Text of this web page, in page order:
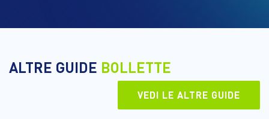
ALTRE GUIDE BOLLETTE
VEDI LE ALTRE GUIDE